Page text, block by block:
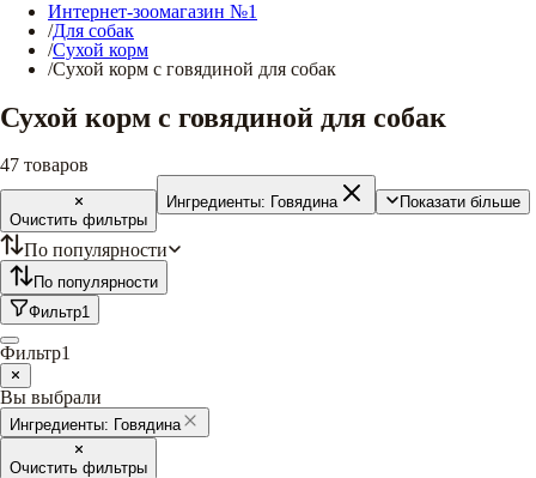
Интернет-зоомагазин №1
/Для собак
/Сухой корм
/Сухой корм с говядиной для собак
Сухой корм с говядиной для собак
47 товаров
Очистить фильтры
Ингредиенты: Говядина Показати більше
По популярности
По популярности
Фильтр1
Фильтр1
Вы выбрали
Ингредиенты: Говядина
Очистить фильтры